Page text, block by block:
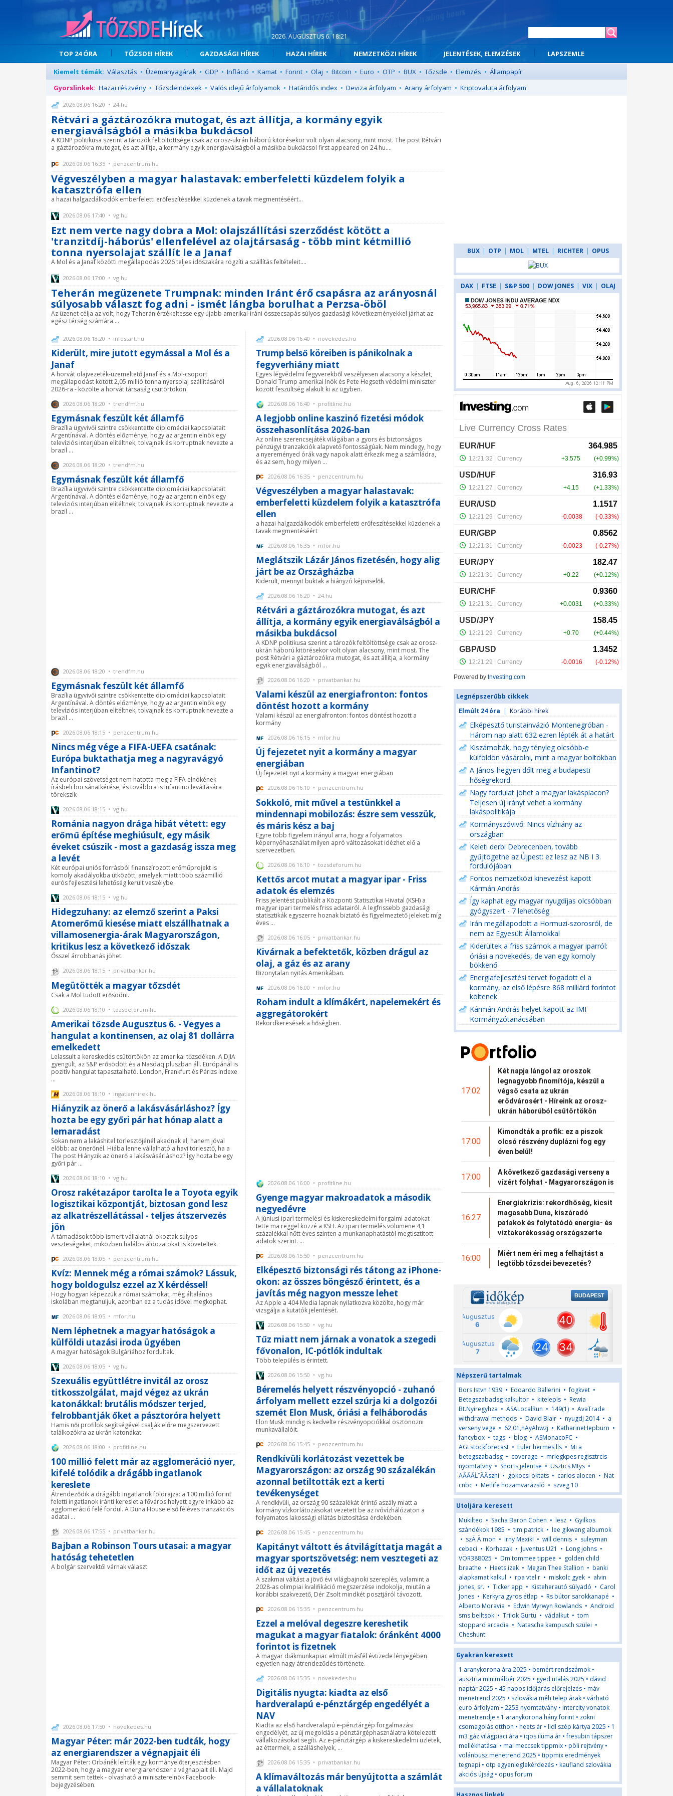
2026. AUGUSZTUS 6. 18:21
TOP 24 ÓRA TŐZSDEI HÍREK GAZDASÁGI HÍREK HAZAI HÍREK NEMZETKÖZI HÍREK JELENTÉSEK, ELEMZÉSEK
LAPSZEMLE
Kiemelt témák: Választás • Üzemanyagárak • GDP • Infláció • Kamat • Forint • Olaj • Bitcoin • Euro • OTP • BUX • Tőzsde • Elemzés • Állampapír
Gyorslinkek: Hazai részvény • Tőzsdeindexek • Valós idejű árfolyamok • Határidős index • Deviza árfolyam • Arany árfolyam • Kriptovaluta árfolyam
2026.08.06 16:20 • 24.hu
Rétvári a gáztározókra mutogat, és azt állítja, a kormány egyik
energiaválságból a másikba bukdácsol
A KDNP politikusa szerint a tározók feltöltöttsége csak az orosz-ukrán háború kitörésekor volt olyan alacsony, mint most. The post Rétvári
a gáztározókra mutogat, és azt állítja, a kormány egyik energiaválságból a másikba bukdácsol first appeared on 24.hu....
2026.08.06 16:35 • penzcentrum.hu
Végveszélyben a magyar halastavak: emberfeletti küzdelem folyik a
katasztrófa ellen
a hazai halgazdálkodók emberfeletti erőfeszítésekkel küzdenek a tavak megmentéséért...
2026.08.06 17:40 • vg.hu
Ezt nem verte nagy dobra a Mol: olajszállítási szerződést kötött a
'tranzitdíj-háborús' ellenfelével az olajtársaság - több mint kétmillió
tonna nyersolajat szállít le a Janaf
A Mol és a Janaf közötti megállapodás 2026 teljes időszakára rögzíti a szállítás feltételeit....
2026.08.06 17:00 • vg.hu
Teherán megüzenete Trumpnak: minden Iránt érő csapásra az arányosnál
súlyosabb választ fog adni - ismét lángba borulhat a Perzsa-öböl
Az üzenet célja az volt, hogy Teherán érzékeltesse egy újabb amerikai-iráni összecsapás súlyos gazdasági következményekkel járhat az
egész térség számára....
2026.08.06 18:20 • infostart.hu
Kiderült, mire jutott egymással a Mol és a
Janaf
A horvát olajvezeték-üzemeltető Janaf és a Mol-csoport
megállapodást kötött 2,05 millió tonna nyersolaj szállításáról
2026-ra - közölte a horvát társaság csütörtökön.
2026.08.06 18:20 • trendfm.hu
Egymásnak feszült két államfő
Brazília ügyvivői szintre csökkentette diplomáciai kapcsolatait
Argentínával. A döntés előzménye, hogy az argentin elnök egy
televíziós interjúban elítéltnek, tolvajnak és korruptnak nevezte a
brazil ...
2026.08.06 18:20 • trendfm.hu
Egymásnak feszült két államfő
Brazília ügyvivői szintre csökkentette diplomáciai kapcsolatait
Argentínával. A döntés előzménye, hogy az argentin elnök egy
televíziós interjúban elítéltnek, tolvajnak és korruptnak nevezte a
brazil ...
2026.08.06 18:20 • trendfm.hu
Egymásnak feszült két államfő
Brazília ügyvivői szintre csökkentette diplomáciai kapcsolatait
Argentínával. A döntés előzménye, hogy az argentin elnök egy
televíziós interjúban elítéltnek, tolvajnak és korruptnak nevezte a
brazil ...
2026.08.06 18:15 • penzcentrum.hu
Nincs még vége a FIFA-UEFA csatának:
Európa buktathatja meg a nagyravágyó
Infantinot?
Az európai szövetséget nem hatotta meg a FIFA elnökének
írásbeli bocsánatkérése, és továbbra is Infantino leváltására
törekszik
2026.08.06 18:15 • vg.hu
Románia nagyon drága hibát vétett: egy
erőmű építése meghiúsult, egy másik
éveket csúszik - most a gazdaság issza meg
a levét
Két európai uniós forrásból finanszírozott erőműprojekt is
komoly akadályokba ütközött, amelyek miatt több százmillió
eurós fejlesztési lehetőség került veszélybe.
2026.08.06 18:15 • vg.hu
Hidegzuhany: az elemző szerint a Paksi
Atomerőmű kiesése miatt elszállhatnak a
villamosenergia-árak Magyarországon,
kritikus lesz a következő időszak
Ősszel árrobbanás jöhet.
2026.08.06 18:15 • privatbankar.hu
Megütötték a magyar tőzsdét
Csak a Mol tudott erősödni.
2026.08.06 18:10 • tozsdeforum.hu
Amerikai tőzsde Augusztus 6. - Vegyes a
hangulat a kontinensen, az olaj 81 dollárra
emelkedett
Lelassult a kereskedés csütörtökön az amerikai tőzsdéken. A DJIA
gyengült, az S&P erősödött és a Nasdaq pluszban áll. Európánál is
pozitív hangulat tapasztalható. London, Frankfurt és Párizs indexe
...
2026.08.06 18:10 • ingatlanhirek.hu
Hiányzik az önerő a lakásvásárláshoz? Így
hozta be egy győri pár hat hónap alatt a
lemaradást
Sokan nem a lakáshitel törlesztőjénél akadnak el, hanem jóval
előbb: az önerőnél. Hiába lenne vállalható a havi törlesztő, ha a
The post Hiányzik az önerő a lakásvásárláshoz? Így hozta be egy
győri pár ...
2026.08.06 18:10 • vg.hu
Orosz rakétazápor tarolta le a Toyota egyik
logisztikai központját, biztosan gond lesz
az alkatrészellátással - teljes átszervezés
jön
A támadások több ismert vállalatnál okoztak súlyos
veszteségeket, miközben halálos áldozatokat is követeltek.
2026.08.06 18:05 • penzcentrum.hu
Kvíz: Mennek még a római számok? Lássuk,
hogy boldogulsz ezzel az X kérdéssel!
Hogy hogyan képezzük a római számokat, még általános
iskolában megtanuljuk, azonban ez a tudás idővel megkophat.
2026.08.06 18:05 • mfor.hu
Nem léphetnek a magyar hatóságok a
külföldi utazási iroda ügyében
A magyar hatóságok Bulgáriához fordultak.
2026.08.06 18:05 • vg.hu
Szexuális együttlétre invitál az orosz
titkosszolgálat, majd végez az ukrán
katonákkal: brutális módszer terjed,
felrobbantják őket a pásztoróra helyett
Hamis női profilok segítségével csalják előre megszervezett
találkozókra az ukrán katonákat.
2026.08.06 18:00 • profitline.hu
100 millió felett már az agglomeráció nyer,
kifelé tolódik a drágább ingatlanok
kereslete
Átrendeződik a drágább ingatlanok földrajza: a 100 millió forint
feletti ingatlanok iránti kereslet a főváros helyett egyre inkább az
agglomeráció felé fordul. A Duna House első féléves tranzakciós
adatai ...
2026.08.06 17:55 • privatbankar.hu
Bajban a Robinson Tours utasai: a magyar
hatóság tehetetlen
A bolgár szervektől várnak választ.
2026.08.06 17:50 • novekedes.hu
Magyar Péter: már 2022-ben tudták, hogy
az energiarendszer a végnapjait éli
Magyar Péter: Orbánék leírták egy kormányelőterjesztésben
2022-ben, hogy a magyar energiarendszer a végnapjait éli. Majd
semmit sem tettek - olvasható a miniszterelnök Facebook-
bejegyzésében.
2026.08.06 16:40 • novekedes.hu
Trump belső köreiben is pánikolnak a
fegyverhiány miatt
Egyes légvédelmi fegyverekből veszélyesen alacsony a készlet,
Donald Trump amerikai lnök és Pete Hegseth védelmi miniszter
között feszültség alakult ki az ügyben.
2026.08.06 16:40 • profitline.hu
A legjobb online kaszinó fizetési módok
összehasonlítása 2026-ban
Az online szerencsejáték világában a gyors és biztonságos
pénzügyi tranzakciók alapvető fontosságúak. Nem mindegy, hogy
a nyereményed órák vagy napok alatt érkezik meg a számládra,
és az sem, hogy milyen ...
2026.08.06 16:35 • penzcentrum.hu
Végveszélyben a magyar halastavak:
emberfeletti küzdelem folyik a katasztrófa
ellen
a hazai halgazdálkodók emberfeletti erőfeszítésekkel küzdenek a
tavak megmentéséért
2026.08.06 16:35 • mfor.hu
Meglátszik Lázár János fizetésén, hogy alig
járt be az Országházba
Kiderült, mennyit buktak a hiányzó képviselők.
2026.08.06 16:20 • 24.hu
Rétvári a gáztározókra mutogat, és azt
állítja, a kormány egyik energiaválságból a
másikba bukdácsol
A KDNP politikusa szerint a tározók feltöltöttsége csak az orosz-
ukrán háború kitörésekor volt olyan alacsony, mint most. The
post Rétvári a gáztározókra mutogat, és azt állítja, a kormány
egyik energiaválságból ...
2026.08.06 16:20 • privatbankar.hu
Valami készül az energiafronton: fontos
döntést hozott a kormány
Valami készül az energiafronton: fontos döntést hozott a
kormány
2026.08.06 16:15 • mfor.hu
Új fejezetet nyit a kormány a magyar
energiában
Új fejezetet nyit a kormány a magyar energiában
2026.08.06 16:10 • penzcentrum.hu
Sokkoló, mit művel a testünkkel a
mindennapi mobilozás: észre sem vesszük,
és máris kész a baj
Egyre több figyelem irányul arra, hogy a folyamatos
képernyőhasználat milyen apró változásokat idézhet elő a
szervezetben.
2026.08.06 16:10 • tozsdeforum.hu
Kettős arcot mutat a magyar ipar - Friss
adatok és elemzés
Friss jelentést publikált a Központi Statisztikai Hivatal (KSH) a
magyar ipari termelés friss adatairól. A legfrissebb gazdasági
statisztikák egyszerre hoznak biztató és figyelmeztető jeleket: míg
éves ...
2026.08.06 16:05 • privatbankar.hu
Kivárnak a befektetők, közben drágul az
olaj, a gáz és az arany
Bizonytalan nyitás Amerikában.
2026.08.06 16:00 • mfor.hu
Roham indult a klímákért, napelemekért és
aggregátorokért
Rekordkeresések a hőségben.
2026.08.06 16:00 • profitline.hu
Gyenge magyar makroadatok a második
negyedévre
A júniusi ipari termelési és kiskereskedelmi forgalmi adatokat
tette ma reggel közzé a KSH. Az ipari termelés volumene 4,1
százalékkal nőtt éves szinten a munkanaphatástól megtisztított
adatok szerint. ...
2026.08.06 15:50 • penzcentrum.hu
Elképesztő biztonsági rés tátong az iPhone-
okon: az összes böngésző érintett, és a
javítás még nagyon messze lehet
Az Apple a 404 Media lapnak nyilatkozva közölte, hogy már
vizsgálja a kutatók jelentését.
2026.08.06 15:50 • vg.hu
Tűz miatt nem járnak a vonatok a szegedi
fővonalon, IC-pótlók indultak
Több település is érintett.
2026.08.06 15:50 • vg.hu
Béremelés helyett részvényopció - zuhanó
árfolyam mellett ezzel szúrja ki a dolgozói
szemét Elon Musk, óriási a felháborodás
Elon Musk mindig is kedvelte részvényopciókkal ösztönözni
munkavállalóit.
2026.08.06 15:45 • penzcentrum.hu
Rendkívüli korlátozást vezettek be
Magyarországon: az ország 90 százalékán
azonnal betiltották ezt a kerti
tevékenységet
A rendkívüli, az ország 90 százalékát érintő aszály miatt a
kormány vízkorlátozásokat vezetett be az ivóvízhálózaton a
folyamatos lakossági ellátás biztosítása érdekében.
2026.08.06 15:45 • penzcentrum.hu
Kapitányt váltott és átvilágíttatja magát a
magyar sportszövetség: nem vesztegeti az
időt az új vezetés
A szakmai váltást a jövő évi világbajnoki szereplés, valamint a
2028-as olimpiai kvalifikáció megszerzése indokolja, miután a
korábbi szakvezető, Dér Zsolt mindkét posztjáról távozott.
2026.08.06 15:35 • penzcentrum.hu
Ezzel a melóval degeszre kereshetik
magukat a magyar fiatalok: óránként 4000
forintot is fizetnek
A magyar diákmunkapiac elmúlt másfél évtizede lényegében
egyetlen nagy átrendeződés története.
2026.08.06 15:35 • novekedes.hu
Digitális nyugta: kiadta az első
hardveralapú e-pénztárgép engedélyét a
NAV
Kiadta az első hardveralapú e-pénztárgép forgalmazási
engedélyét, az új megoldás a pénztárgéphasználatra kötelezett
vállalkozásokat segíti. Az e-pénztárgép a kiskereskedelmi üzletek,
az éttermek, a szálláshelyek, ...
2026.08.06 15:35 • privatbankar.hu
A klímaváltozás már benyújtotta a számlát
a vállalatoknak
BUX | OTP | MOL | MTEL | RICHTER | OPUS
DAX | FTSE | S&P 500 | DOW JONES | VIX | OLAJ
Powered by Investing.com
Legnépszerűbb cikkek
Elmúlt 24 óra | Korábbi hírek
Elképesztő turistainvázió Montenegróban -
Három nap alatt 632 ezren lépték át a határt
Kiszámolták, hogy tényleg olcsóbb-e
külföldön vásárolni, mint a magyar boltokban
A János-hegyen dőlt meg a budapesti
hőségrekord
Nagy fordulat jöhet a magyar lakáspiacon?
Teljesen új irányt vehet a kormány
lakáspolitikája
Kormányszóvivő: Nincs vízhiány az
országban
Keleti derbi Debrecenben, tovább
gyűjtögetne az Újpest: ez lesz az NB I 3.
fordulójában
Fontos nemzetközi kinevezést kapott
Kármán András
Így kaphat egy magyar nyugdíjas olcsóbban
gyógyszert - 7 lehetőség
Irán megállapodott a Hormuzi-szorosról, de
nem az Egyesült Államokkal
Kiderültek a friss számok a magyar iparról:
óriási a növekedés, de van egy komoly
bökkenő
Energiafejlesztési tervet fogadott el a
kormány, az első lépésre 868 milliárd forintot
költenek
Kármán András helyet kapott az IMF
Kormányzótanácsában
17:02
Két napja lángol az oroszok
legnagyobb finomítója, készül a
végső csata az ukrán
erődvárosért - Híreink az orosz-
ukrán háborúból csütörtökön
17:00
Kimondták a profik: ez a piszok
olcsó részvény duplázni fog egy
éven belül!
17:00
A következő gazdasági verseny a
vízért folyhat - Magyarországon is
16:27
Energiakrízis: rekordhőség, kicsit
magasabb Duna, kiszáradó
patakok és folytatódó energia- és
víztakarékosság országszerte
16:00
Miért nem éri meg a felhajtást a
legtöbb tőzsdei bevezetés?
Népszerű tartalmak
Bors Istvn 1939 • Edoardo Ballerini •fogkvet •
Betegszabadsg kalkultor • kitelepls • Rewia
Bt.Nyiregyhza • ASALocalRun • 149(1) • AvaTrade
withdrawal methods • David Blair • nyugdj 2014• a
verseny vege • 62,01,nAyAhwzj • KatharineHepburn •
fancybox • tags • blog • ASMonacoFC •
AGLstockforecast • Euler hermes lls • Mi a
betegszabadsg • coverage • mrlegkpes regisztrcis
nyomtatvny • Shorts jelentse • Usztics Mtys •
ÄĂĂĂĹˇĂĂszni • gpkocsi oktats • carlos alocen • Nat
cnbc • Metlife hozamvarázsló • szveg 10
Utoljára keresett
Mukilteo • Sacha Baron Cohen • lesz • Gyilkos
szándékok 1985 • tim patrick • lee gikwang albumok
• szÄ Ä mon • Irny Mexik! • will dennis • suleyman
cebeci • Korhazak • Juventus U21 • Long johns •
VÖR388025 • Dm tommee tippee • golden child
breathe • Heets izek • Megan Thee Stallion • banki
alapkamat kalkul • rpa vtel r • miskolc gyek • alvin
jones, sr. • Ticker app • Kisteherautó súlyadó • Carol
Jones • Kerkyra gyros étlap • Rs bútor sarokkanapé •
Alberto Moravia • Edwin Myrwyn Rowlands • Android
sms belltsok • Trilok Gurtu • vádalkut • tom
stoppard arcadia • Natascha kampusch szülei •
Cheshunt
Gyakran keresett
1 aranykorona ára 2025 • bemért rendszámok •
ausztria minimálbér 2025 • gyed utalás 2025 • dávid
naptár 2025 • 45 napos időjárás előrejelzés • máv
menetrend 2025 • szlovákia méh telep árak • várható
euro árfolyam • 2253 nyomtatvány • intercity vonatok
menetrendje • 1 aranykorona hány forint • zokni
csomagolás otthon • heets ár • lidl szép kártya 2025 • 1
m3 gáz világpiaci ára • iqos iluma ár •fresubin tápszer
mellékhatásai • mai meccsek tippmix • pöli rejtvény •
volánbusz menetrend 2025 • tippmix eredmények
tegnapi • otp egyenleglekérdezés • kaufland szlovákia
akciós újság • opus forum